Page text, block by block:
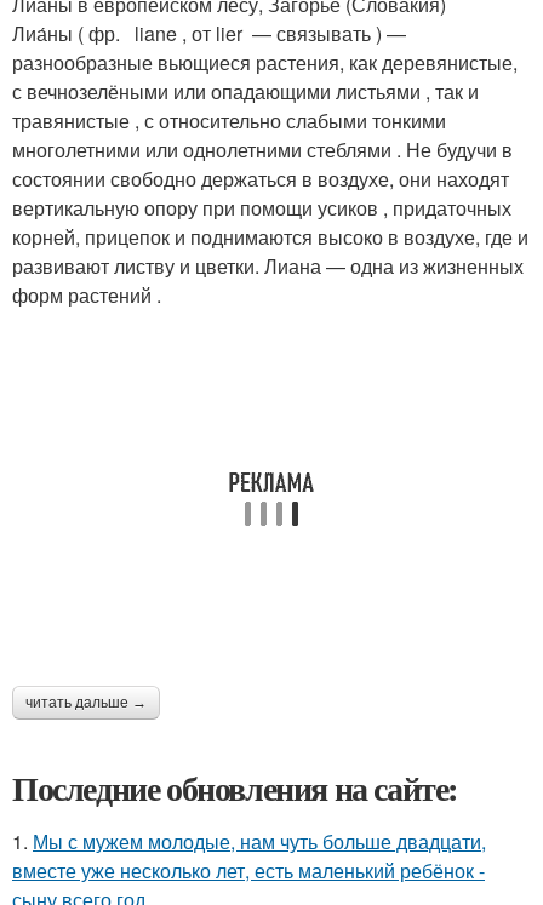
Лиа́ны ( фр. liane , от lier — связывать ) —
разнообразные вьющиеся растения, как деревянистые,
с вечнозелёными или опадающими листьями , так и
травянистые , с относительно слабыми тонкими
многолетними или однолетними стеблями . Не будучи в
состоянии свободно держаться в воздухе, они находят
вертикальную опору при помощи усиков , придаточных
корней, прицепок и поднимаются высоко в воздухе, где и
развивают листву и цветки. Лиана — одна из жизненных
форм растений .
читать дальше →
Последние обновления на сайте:
1. Мы с мужем молодые, нам чуть больше двадцати,
вместе уже несколько лет, есть маленький ребёнок -
сыну всего год.